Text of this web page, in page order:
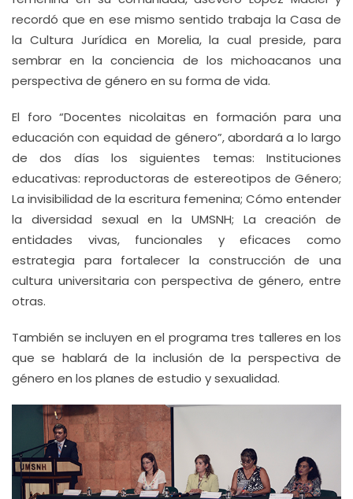
recordó que en ese mismo sentido trabaja la Casa de
la Cultura Jurídica en Morelia, la cual preside, para
sembrar en la conciencia de los michoacanos una
perspectiva de género en su forma de vida.
El foro “Docentes nicolaitas en formación para una
educación con equidad de género”, abordará a lo largo
de dos días los siguientes temas: Instituciones
educativas: reproductoras de estereotipos de Género;
La invisibilidad de la escritura femenina; Cómo entender
la diversidad sexual en la UMSNH; La creación de
entidades vivas, funcionales y eficaces como
estrategia para fortalecer la construcción de una
cultura universitaria con perspectiva de género, entre
otras.
También se incluyen en el programa tres talleres en los
que se hablará de la inclusión de la perspectiva de
género en los planes de estudio y sexualidad.